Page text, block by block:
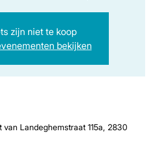
zijn niet te koop
bekijken
van Landeghemstraat 115a, 2830